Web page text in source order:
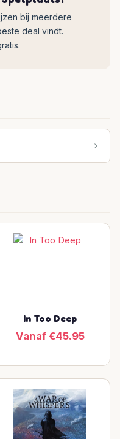
bij meerdere
deal vindt.
In Too Deep
Vanaf €45.95